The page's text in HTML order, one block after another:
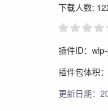
下载人数:
插件ID：
插件包体积
更新日期：